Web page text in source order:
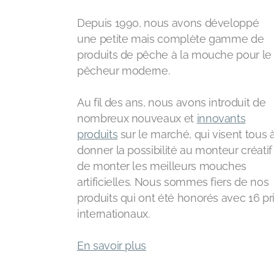
Depuis 1990, nous avons développé
une petite mais complète gamme de
produits de pêche à la mouche pour le
pêcheur moderne.
Au fil des ans, nous avons introduit de
nombreux nouveaux et innovants
produits sur le marché, qui visent tous
donner la possibilité au monteur créatif
de monter les meilleurs mouches
artificielles. Nous sommes fiers de nos
produits qui ont été honorés avec 16
internationaux.
En savoir plus